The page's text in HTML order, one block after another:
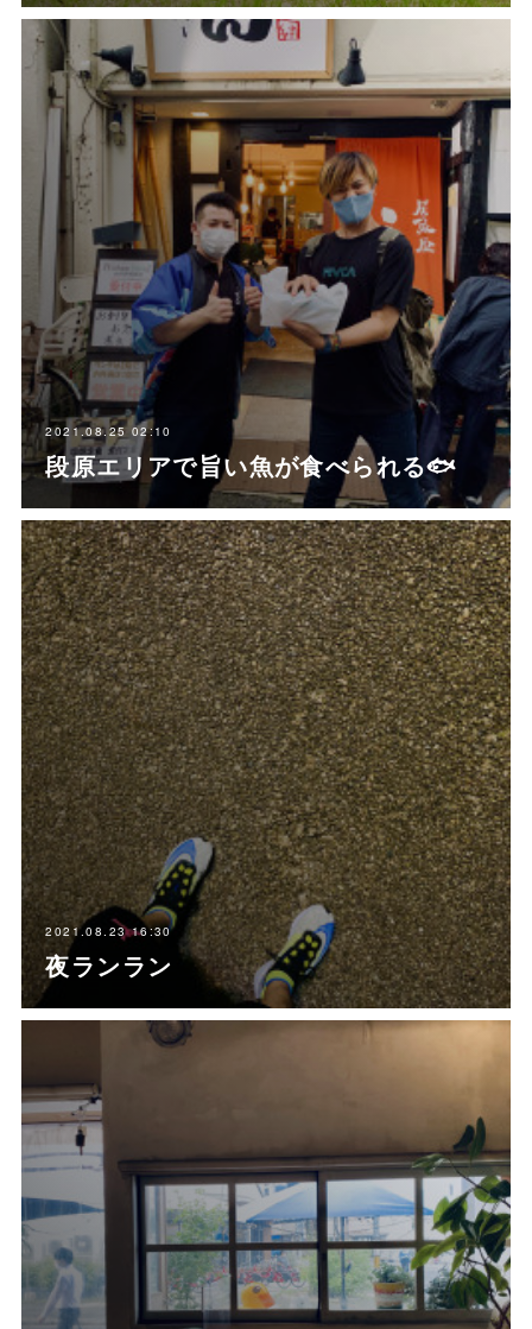
2021.08.25 02:10
段原エリアで旨い魚が食べられる🐟
2021.08.23 16:30
夜ランラン